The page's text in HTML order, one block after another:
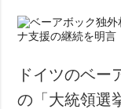
経済・復興
防衛
社会・文化
スポーツ
ドイツのベー
の「大統領選